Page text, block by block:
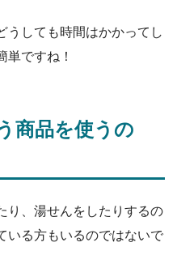
うしても時間はかかってし
単ですね！
商品を使うの
り、湯せんをしたりするの
る方もいるのではないで